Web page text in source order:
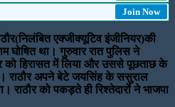
Join Now
एक्जीक्यूटिव इंजीनियर)की
घोषित था। गुरुवार रात पुलिस ने
को हिरासत में लिया और उससे पूछताछ के
राठौर अपने बेटे जयसिंह के ससुराल
राठौर को पकड़ते ही रिश्तेदारों ने भाजपा